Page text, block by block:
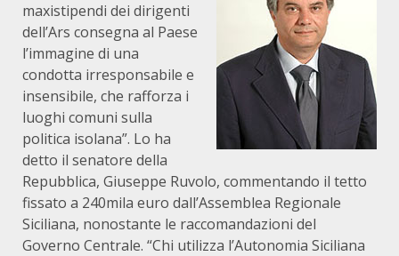
maxistipendi dei dirigenti
dell’Ars consegna al Paese
l’immagine di una
condotta irresponsabile e
insensibile, che rafforza i
luoghi comuni sulla
politica isolana”. Lo ha
detto il senatore della
Repubblica, Giuseppe Ruvolo, commentando il tetto
fissato a 240mila euro dall’Assemblea Regionale
Siciliana, nonostante le raccomandazioni del
Governo Centrale. “Chi utilizza l’Autonomia Siciliana